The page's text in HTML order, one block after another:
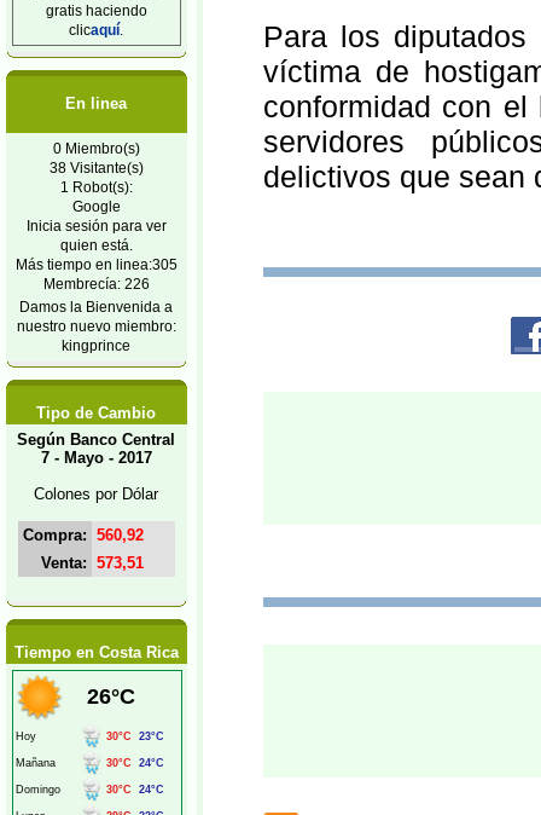
gratis haciendo
clicaquí
En linea
0 Miembro(s)
38 Visitante(s)
1 Robot(s):
Google
Inicia sesión para ver
quien está.
Más tiempo en linea:305
Membrecía: 226
Damos la Bienvenida a
nuestro nuevo miembro:
kingprince
Tipo de Cambio
Según Banco Central
7 - Mayo - 2017
Colones por Dólar
Compra: 560,92
Venta: 573,51
Tiempo en Costa Rica
Para los
víctima de
conformidad con
servidores
delictivos que sean